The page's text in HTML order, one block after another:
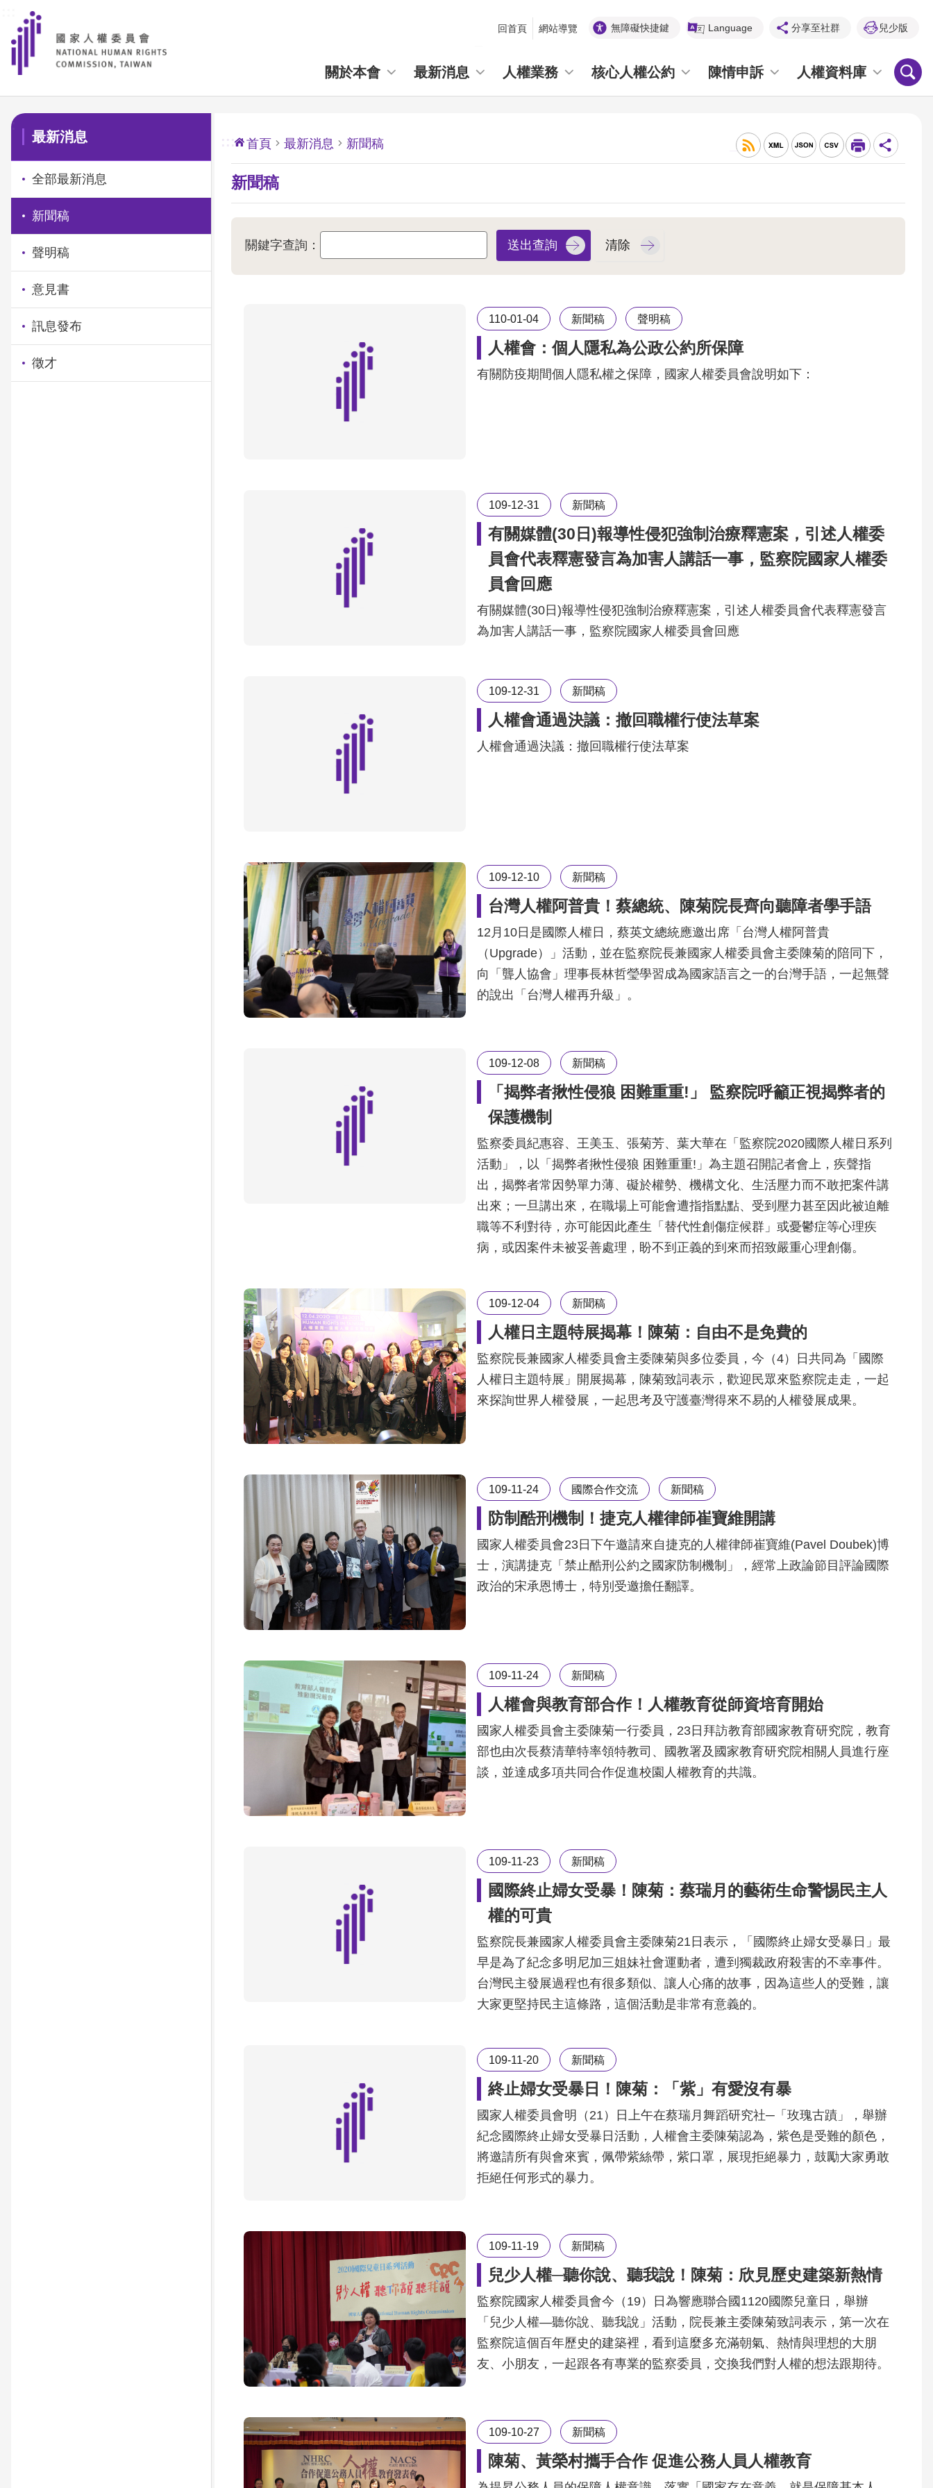
前往主要內容區塊
回首頁 網站導覽 無障礙快捷鍵 Language 分享至社群 兒少版
關於本會 最新消息 人權業務 核心人權公約 陳情申訴 人權資料庫
:::
最新消息
全部最新消息
新聞稿
聲明稿
意見書
訊息發布
徵才
::: 首頁 最新消息 新聞稿 _
新聞稿
關鍵字查詢：
110-01-04 新聞稿 聲明稿
人權會：個人隱私為公政公約所保障
有關防疫期間個人隱私權之保障，國家人權委員會說明如下：
109-12-31 新聞稿
有關媒體(30日)報導性侵犯強制治療釋憲案，引述人權委
員會代表釋憲發言為加害人講話一事，監察院國家人權委
員會回應
有關媒體(30日)報導性侵犯強制治療釋憲案，引述人權委員會代表釋憲發言
為加害人講話一事，監察院國家人權委員會回應
109-12-31 新聞稿
人權會通過決議：撤回職權行使法草案
人權會通過決議：撤回職權行使法草案
109-12-10 新聞稿
台灣人權阿普貴！蔡總統、陳菊院長齊向聽障者學手語
12月10日是國際人權日，蔡英文總統應邀出席「台灣人權阿普貴
（Upgrade）」活動，並在監察院長兼國家人權委員會主委陳菊的陪同下，
向「聾人協會」理事長林哲瑩學習成為國家語言之一的台灣手語，一起無聲
的說出「台灣人權再升級」。
109-12-08 新聞稿
「揭弊者揪性侵狼 困難重重!」 監察院呼籲正視揭弊者的
保護機制
監察委員紀惠容、王美玉、張菊芳、葉大華在「監察院2020國際人權日系列
活動」，以「揭弊者揪性侵狼 困難重重!」為主題召開記者會上，疾聲指
出，揭弊者常因勢單力薄、礙於權勢、機構文化、生活壓力而不敢把案件講
出來；一旦講出來，在職場上可能會遭指指點點、受到壓力甚至因此被迫離
職等不利對待，亦可能因此產生「替代性創傷症候群」或憂鬱症等心理疾
病，或因案件未被妥善處理，盼不到正義的到來而招致嚴重心理創傷。
109-12-04 新聞稿
人權日主題特展揭幕！陳菊：自由不是免費的
監察院長兼國家人權委員會主委陳菊與多位委員，今（4）日共同為「國際
人權日主題特展」開展揭幕，陳菊致詞表示，歡迎民眾來監察院走走，一起
來探詢世界人權發展，一起思考及守護臺灣得來不易的人權發展成果。
109-11-24 國際合作交流 新聞稿
防制酷刑機制！捷克人權律師崔寶維開講
國家人權委員會23日下午邀請來自捷克的人權律師崔寶維(Pavel Doubek)博
士，演講捷克「禁止酷刑公約之國家防制機制」，經常上政論節目評論國際
政治的宋承恩博士，特別受邀擔任翻譯。
109-11-24 新聞稿
人權會與教育部合作！人權教育從師資培育開始
國家人權委員會主委陳菊一行委員，23日拜訪教育部國家教育研究院，教育
部也由次長蔡清華特率領特教司、國教署及國家教育研究院相關人員進行座
談，並達成多項共同合作促進校園人權教育的共識。
109-11-23 新聞稿
國際終止婦女受暴！陳菊：蔡瑞月的藝術生命警惕民主人
權的可貴
監察院長兼國家人權委員會主委陳菊21日表示，「國際終止婦女受暴日」最
早是為了紀念多明尼加三姐妹社會運動者，遭到獨裁政府殺害的不幸事件。
台灣民主發展過程也有很多類似、讓人心痛的故事，因為這些人的受難，讓
大家更堅持民主這條路，這個活動是非常有意義的。
109-11-20 新聞稿
終止婦女受暴日！陳菊：「紫」有愛沒有暴
國家人權委員會明（21）日上午在蔡瑞月舞蹈研究社─「玫瑰古蹟」，舉辦
紀念國際終止婦女受暴日活動，人權會主委陳菊認為，紫色是受難的顏色，
將邀請所有與會來賓，佩帶紫絲帶，紫口罩，展現拒絕暴力，鼓勵大家勇敢
拒絕任何形式的暴力。
109-11-19 新聞稿
兒少人權─聽你說、聽我說！陳菊：欣見歷史建築新熱情
監察院國家人權委員會今（19）日為響應聯合國1120國際兒童日，舉辦
「兒少人權—聽你說、聽我說」活動，院長兼主委陳菊致詞表示，第一次在
監察院這個百年歷史的建築裡，看到這麼多充滿朝氣、熱情與理想的大朋
友、小朋友，一起跟各有專業的監察委員，交換我們對人權的想法跟期待。
109-10-27 新聞稿
陳菊、黃榮村攜手合作 促進公務人員人權教育